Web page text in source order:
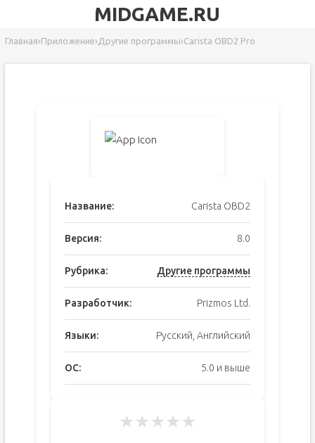
MIDGAME.RU
Главная›Приложение› Другие программы›Carista OBD2 Pro
Название: Carista OBD2
Версия: 8.0
Рубрика: Другие программы
Разработчик: Prizmos Ltd.
Языки: Русский, Английский
ОС: 5.0 и выше
★★★★★